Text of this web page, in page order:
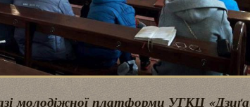
молодіжної платформи УГКЦ «Дзиґа